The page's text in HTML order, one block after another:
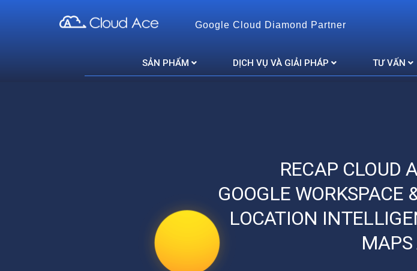
Google Cloud Diamond Partner
SẢN PHẨM DỊCH VỤ VÀ GIẢI PHÁP TƯ VẤN
RECAP CLOUD
GOOGLE WORKSPACE
LOCATION
MAPS